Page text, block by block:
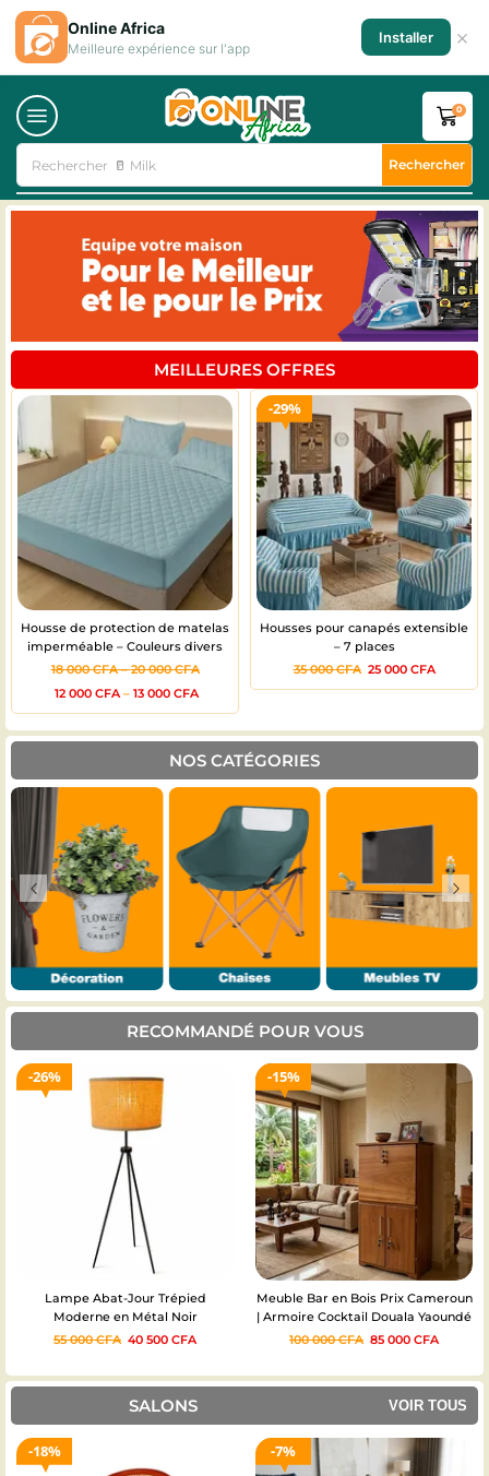
Rechercher ♻️ Tél. d'occasion Rechercher
0
MEILLEURES OFFRES
Housse de protection de matelas
imperméable – Couleurs divers
18 000CFA–20 000CFA
12 000 CFA– 13 000 CFA
29%
Housses pour canapés extensible
– 7 places
35 000CFA 25 000 CFA
NOS CATÉGORIES
RECOMMANDÉ POUR VOUS
26%
Lampe Abat-Jour Trépied
Moderne en Métal Noir
55 000CFA 40 500 CFA
15%
Meuble Bar en Bois Prix Cameroun
| Armoire Cocktail Douala Yaoundé
100 000CFA 85 000 CFA
SALONS VOIR TOUS
18% 7%
Online Africa
Meilleure expérience sur l'app
Installer ×